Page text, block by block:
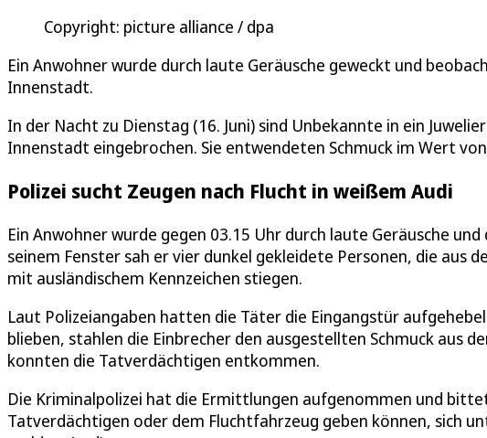
Copyright: picture alliance / dpa
Ein Anwohner wurde durch laute Geräusche geweckt und
Innenstadt.
In der Nacht zu Dienstag (16. Juni) sind Unbekannte in ein
Innenstadt eingebrochen. Sie entwendeten Schmuck im Wert
Polizei sucht Zeugen nach Flucht in weißem Audi
Ein Anwohner wurde gegen 03.15 Uhr durch laute Geräusche
seinem Fenster sah er vier dunkel gekleidete Personen, die aus
mit ausländischem Kennzeichen stiegen.
Laut Polizeiangaben hatten die Täter die Eingangstür
blieben, stahlen die Einbrecher den ausgestellten Schmuck aus
konnten die Tatverdächtigen entkommen.
Die Kriminalpolizei hat die Ermittlungen aufgenommen und
Tatverdächtigen oder dem Fluchtfahrzeug geben können, sich